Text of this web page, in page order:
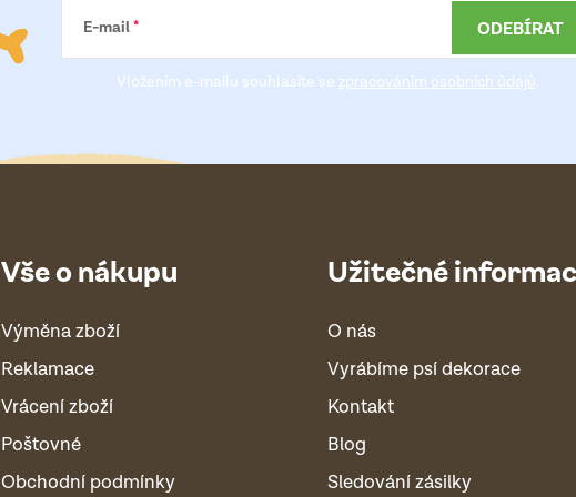
E-mail
Vložením e-mailu souhlasíte se zpracováním osobních údajů.
ODEBÍRAT
Vše o nákupu
Výměna zboží
Reklamace
Vrácení zboží
Poštovné
Obchodní podmínky
Užitečné
O nás
Vyrábíme psí dekorace
Kontakt
Blog
Sledování zásilky